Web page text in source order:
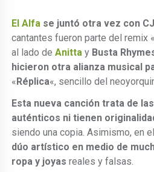
El Alfa se juntó otra vez con
cantantes fueron parte del remix «
al lado deAnitta y Busta
hicieron otra alianza musical
«Réplica«, sencillo del
Esta nueva canción trata de
auténticos ni tienen
siendo una copia. Asimismo, en
dúo artístico en medio de
ropa y joyas reales y falsas.